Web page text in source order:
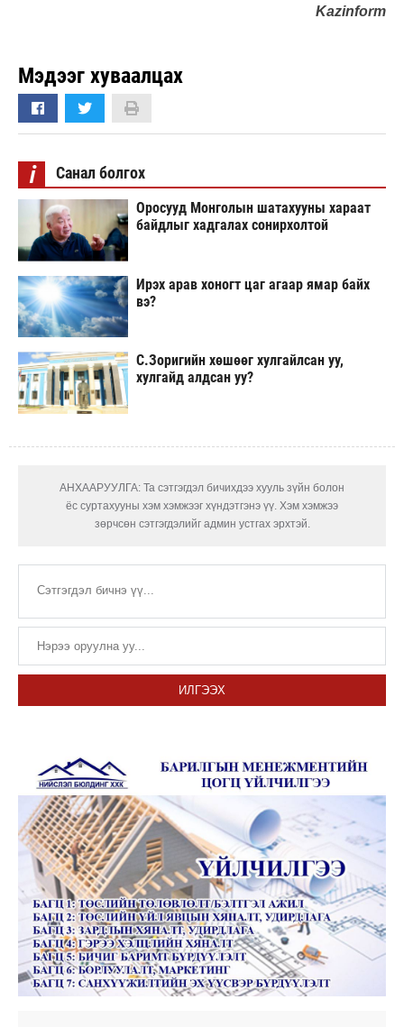
Kazinform
Мэдээг хуваалцах
i Санал болгох
Оросууд Монголын шатахууны хараат
байдлыг хадгалах сонирхолтой
Ирэх арав хоногт цаг агаар ямар байх
вэ?
С.Зоригийн хөшөөг хулгайлсан уу,
хулгайд алдсан уу?
АНХААРУУЛГА: Та сэтгэгдэл бичихдээ хууль зүйн болон
ёс суртахууны хэм хэмжээг хүндэтгэнэ үү. Хэм хэмжээ
зөрчсөн сэтгэгдэлийг админ устгах эрхтэй.
ИЛГЭЭХ